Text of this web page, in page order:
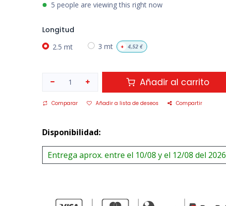
5 people are viewing this right now
Longitud
2.5 mt 3 mt + 4,52€
Añadir al carrito
Comparar Añadir a lista de deseos Compartir
Disponibilidad:
Entrega aprox. entre el 10/08 y el 12/08 del 2026